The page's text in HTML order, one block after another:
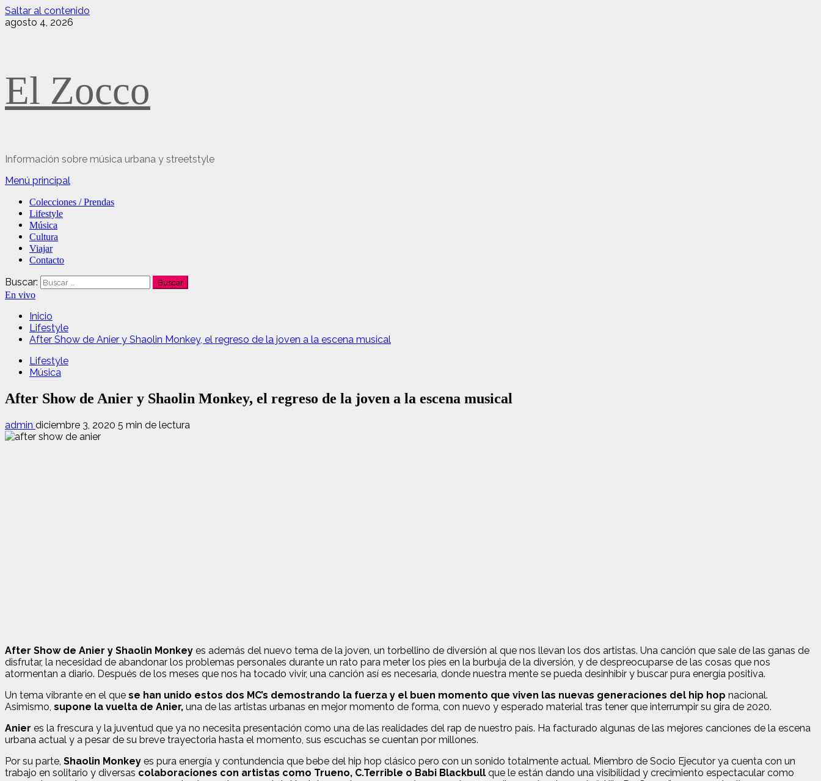
Saltar al contenido
agosto 4, 2026
El Zocco
Información sobre música urbana y streetstyle
Menú principal
Colecciones / Prendas
Lifestyle
Música
Cultura
Viajar
Contacto
Buscar:
En vivo
Inicio
Lifestyle
After Show de Anier y Shaolin Monkey, el regreso de la joven a la escena musical
Lifestyle
Música
After Show de Anier y Shaolin Monkey, el regreso de la joven a la escena musical
admin diciembre 3, 2020 5 min de lectura
After Show de Anier y Shaolin Monkey es además del nuevo tema de la joven, un torbellino de diversión al que nos llevan los dos artistas. Una canción que sale de las ganas de
disfrutar, la necesidad de abandonar los problemas personales durante un rato para meter los pies en la burbuja de la diversión, y de despreocuparse de las cosas que nos
atormentan a diario. Después de los meses que nos ha tocado vivir, una canción así es necesaria, donde nuestra mente se pueda desinhibir y buscar pura energía positiva.
Un tema vibrante en el que se han unido estos dos MC’s demostrando la fuerza y el buen momento que viven las nuevas generaciones del hip hop nacional.
Asimismo, supone la vuelta de Anier, una de las artistas urbanas en mejor momento de forma, con nuevo y esperado material tras tener que interrumpir su gira de 2020.
Anier es la frescura y la juventud que ya no necesita presentación como una de las realidades del rap de nuestro país. Ha facturado algunas de las mejores canciones de la escena
urbana actual y a pesar de su breve trayectoria hasta el momento, sus escuchas se cuentan por millones.
Por su parte, Shaolin Monkey es pura energía y contundencia que bebe del hip hop clásico pero con un sonido totalmente actual. Miembro de Socio Ejecutor ya cuenta con un
trabajo en solitario y diversas colaboraciones con artistas como Trueno, C.Terrible o Babi Blackbull que le están dando una visibilidad y crecimiento espectacular como